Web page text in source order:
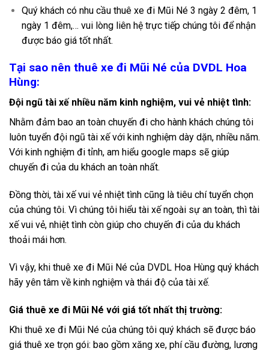
Quý khách có nhu cầu thuê xe đi Mũi Né 3 ngày 2 đêm, 1
ngày 1 đêm,… vui lòng liên hệ trực tiếp chúng tôi để nhận
được báo giá tốt nhất.
Tại sao nên thuê xe đi Mũi Né của DVDL Hoa
Hùng:
Đội ngũ tài xế nhiều năm kinh nghiệm, vui vẻ nhiệt tình:
Nhằm đảm bao an toàn chuyến đi cho hành khách chúng tôi
luôn tuyển đội ngũ tài xế với kinh nghiệm dày dặn, nhiều năm.
Với kinh nghiệm đi tỉnh, am hiểu google maps sẽ giúp
chuyến đi của du khách an toàn nhất.
Đồng thời, tài xế vui vẻ nhiệt tình cũng là tiêu chí tuyển chọn
của chúng tôi. Vì chúng tôi hiểu tài xế ngoài sự an toàn, thì tài
xế vui vẻ, nhiệt tình còn giúp cho chuyến đi của du khách
thoải mái hơn.
Vì vậy, khi thuê xe đi Mũi Né của DVDL Hoa Hùng quý khách
hãy yên tâm về kinh nghiệm và thái độ của tài xế.
Giá thuê xe đi Mũi Né với giá tốt nhất thị trường:
Khi thuê xe đi Mũi Né của chúng tôi quý khách sẽ được báo
giá thuê xe trọn gói: bao gồm xăng xe, phí cầu đường, lương